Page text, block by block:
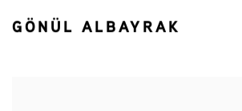
GÖNÜL ALBAYRAK